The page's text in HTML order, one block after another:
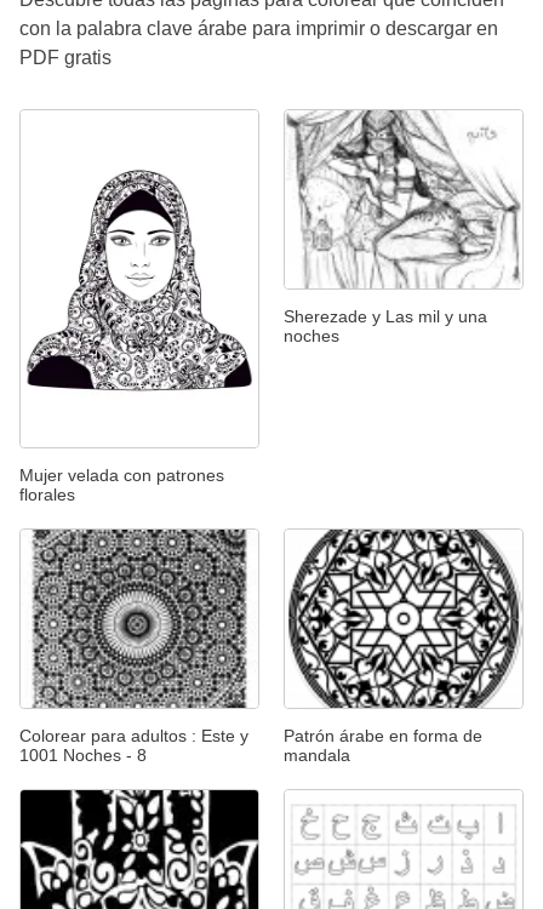
con la palabra clave árabe para imprimir o descargar en
PDF gratis
Mujer velada con patrones
florales
Sherezade y Las mil y una
noches
Colorear para adultos : Este y
1001 Noches - 8
Patrón árabe en forma de
mandala